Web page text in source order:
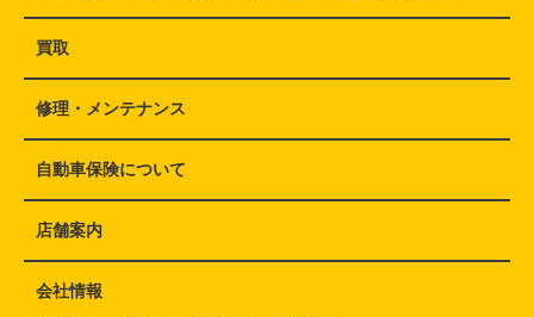
買取
修理・メンテナンス
自動車保険について
店舗案内
会社情報